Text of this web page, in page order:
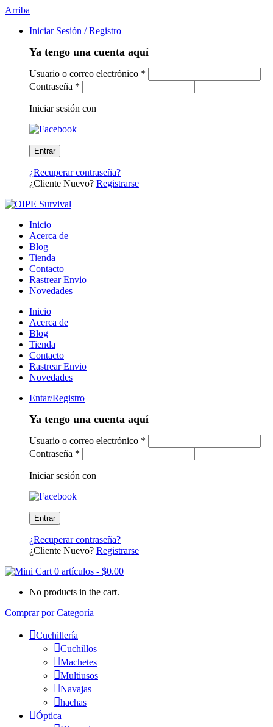
Arriba
Iniciar Sesión / Registro
Ya tengo una cuenta aquí
Usuario o correo electrónico *
Contraseña *
Iniciar sesión con
¿Recuperar contraseña?
¿Cliente Nuevo? Registrarse
Inicio
Acerca de
Blog
Tienda
Contacto
Rastrear Envio
Novedades
Inicio
Acerca de
Blog
Tienda
Contacto
Rastrear Envio
Novedades
Entar/Registro
Ya tengo una cuenta aquí
Usuario o correo electrónico *
Contraseña *
Iniciar sesión con
¿Recuperar contraseña?
¿Cliente Nuevo? Registrarse
0 artículos - $0.00
No products in the cart.
Comprar por Categoría
Cuchillería
Cuchillos
Machetes
Multiusos
Navajas
hachas
Óptica